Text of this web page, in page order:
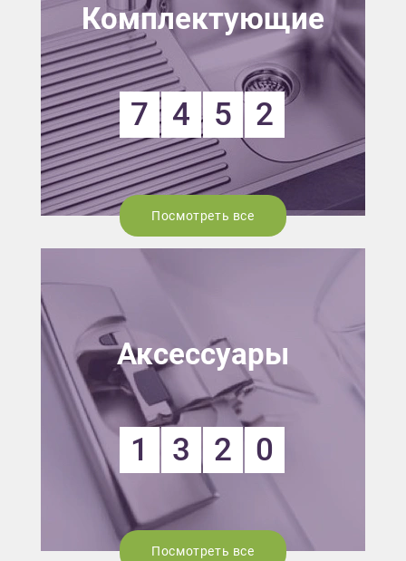
Комплектующие
7 4 5 2
Посмотреть все
Аксессуары
1 3 2 0
Посмотреть все